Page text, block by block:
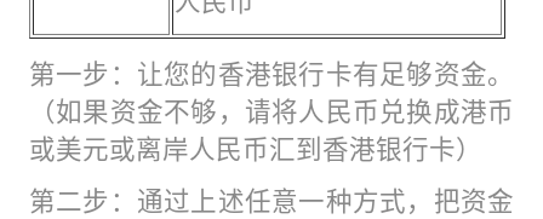
第一步：让您的香港银行卡有足够资金。
（如果资金不够，请将人民币兑换成港币
或美元或离岸人民币汇到香港银行卡）
第二步：通过上述任意一种方式，把资金